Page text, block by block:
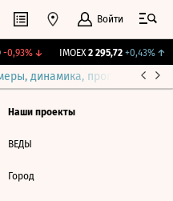
Войти
-0,93%↓ IMOEX 2 295,72 +0,43%↑
динамика, прогнозы
Наши проекты
ВЕДЫ
Город